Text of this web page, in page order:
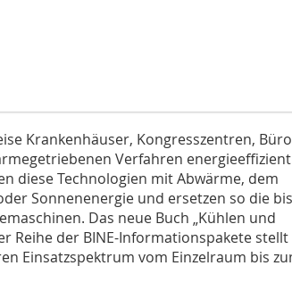
Krankenhäuser, Kongresszentren,
Verfahren
diese Technologien mit Abwärme, dem
Sonnenenergie und ersetzen so die
Das neue Buch „Kühlen und
Reihe der BINE-Informationspakete stellt
Einsatzspektrum vom Einzelraum bis